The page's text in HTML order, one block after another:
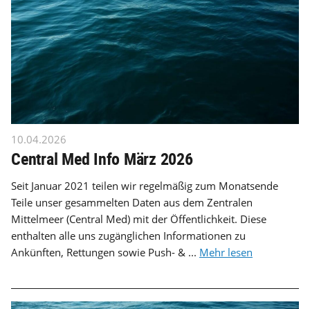
10.04.2026
Central Med Info März 2026
Seit Januar 2021 teilen wir regelmäßig zum Monatsende
Teile unser gesammelten Daten aus dem Zentralen
Mittelmeer (Central Med) mit der Öffentlichkeit. Diese
enthalten alle uns zugänglichen Informationen zu
Ankünften, Rettungen sowie Push- & ... Mehr lesen